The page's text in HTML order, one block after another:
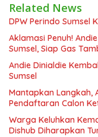
Related News
DPW Perindo Sumsel
Aklamasi Penuh!
Sumsel, Siap Gas
Andie Dinialdie
Sumsel
Mantapkan Langkah,
Pendaftaran Calon
Warga Keluhkan
Dishub Diharapkan